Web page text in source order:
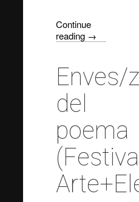
Continue
reading →
Enves/z
del
poema